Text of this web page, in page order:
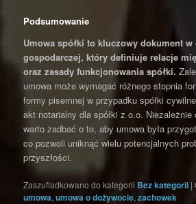
Podsumowanie
Umowa spółki to kluczowy dokument w
gospodarczej, który definiuje relacje
oraz zasady funkcjonowania spółki.
umowa może wymagać różnego stopnia
formy pisemnej w przypadku spółki
akt notarialny dla spółki z o.o. Niezależnie
warto zadbać o to, aby umowa była
co pozwoli uniknąć wielu potencjalnych
przyszłości.
Zaszufladkowano do kategorii Bez kategorii |
umowa,umowa o dożywocie,zachowek